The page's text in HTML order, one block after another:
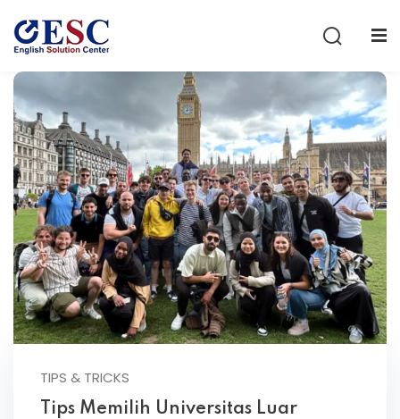
TIPS & TRICKS
Tips Memilih Universitas Luar
Sign in
Don’t have an account?Sign up
Remember me Lost your password?